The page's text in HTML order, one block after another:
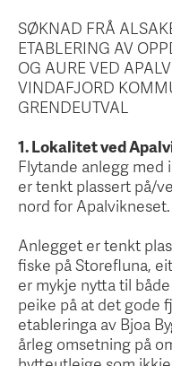
SØKNAD FRÅ
ETABLERING AV
OG AURE VED
VINDAFJORD
GRENDEUTVAL
1. Lokalitet ved
Flytande anlegg med
er tenkt plassert på/
nord for Apalvikneset.
Anlegget er tenkt
fiske på Storefluna,
er mykje nytta til
peike på at det gode
etableringa av Bjoa
årleg omsetning på